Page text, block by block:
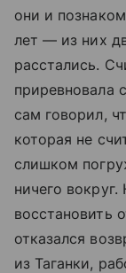
они и
лет — из них
расстались.
приревновала
сам говорил,
которая не
слишком
ничего
восстановить
отказался
из Таганки,